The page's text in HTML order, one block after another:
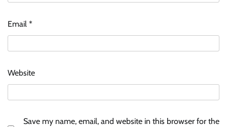
Email *
Website
Save my name, email, and website in this browser for the